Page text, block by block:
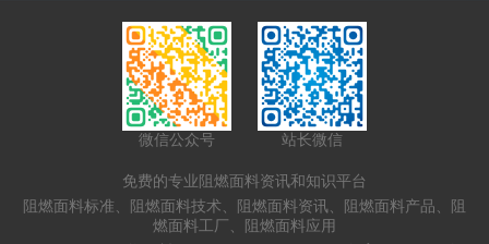
微信公众号 站长微信
免费的专业阻燃面料资讯和知识平台
阻燃面料标准、阻燃面料技术、阻燃面料资讯、阻燃面料产品、阻
燃面料工厂、阻燃面料应用